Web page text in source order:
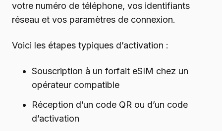
votre numéro de téléphone, vos identifiants
réseau et vos paramètres de connexion.
Voici les étapes typiques d’activation :
Souscription à un forfait eSIM chez un
opérateur compatible
Réception d’un code QR ou d’un code
d’activation